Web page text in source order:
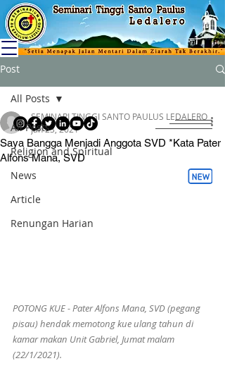
Post
All Posts
Religion and Spiritual
News
Article
Renungan Harian
All Posts
Saya Bangga Menjadi Anggota SVD *Kata Pater
Alfons Mana, SVD
SEMINARI TINGGI SANTO PAULUS LEDALERO
Jan 23, 2021
POTONG KUE - Pater Alfons Mana, SVD (pegang
pisau) hendak memotong kue ulang tahun di
kamar makan Unit Gabriel, Jumat malam
(22/1/2021).